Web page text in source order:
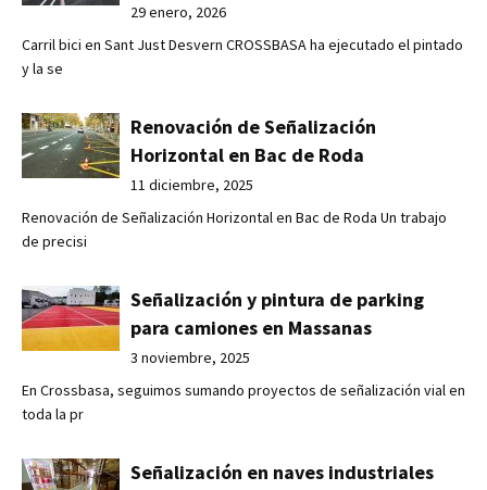
29 enero, 2026
Carril bici en Sant Just Desvern CROSSBASA ha ejecutado el pintado
y la se
Renovación de Señalización
Horizontal en Bac de Roda
11 diciembre, 2025
Renovación de Señalización Horizontal en Bac de Roda Un trabajo
de precisi
Señalización y pintura de parking
para camiones en Massanas
3 noviembre, 2025
En Crossbasa, seguimos sumando proyectos de señalización vial en
toda la pr
Señalización en naves industriales